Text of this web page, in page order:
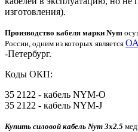
изготовления).
Производство кабеля марки Nym
России, одним из которых является
-Петербург.
Коды ОКП:
35 2122 - кабель NYM-O
35 2122 - кабель NYM-J
Купить силовой кабель Nym 3x2.5